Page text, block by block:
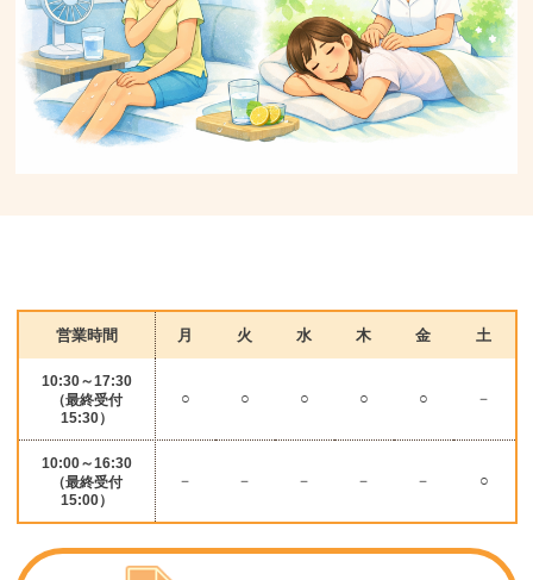
営業時間 月 火 水 木 金 土
10:30～17:30
（最終受付
15:30）
○ ○ ○ ○ ○ －
10:00～16:30
（最終受付
15:00）
－ － － － － ○